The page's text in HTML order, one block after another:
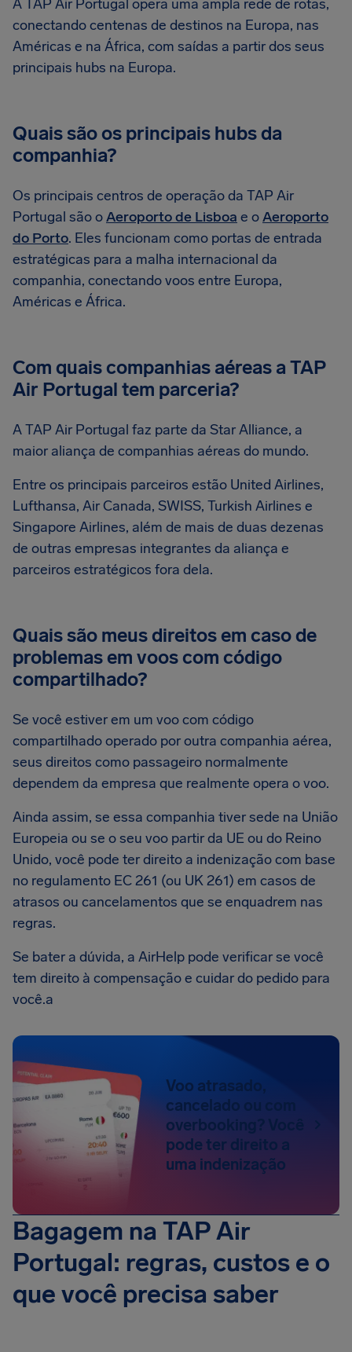
A TAP Air Portugal opera uma ampla rede de rotas,
conectando centenas de destinos na Europa, nas
Américas e na África, com saídas a partir dos seus
principais hubs na Europa.
Quais são os principais hubs da
companhia?
Os principais centros de operação da TAP Air
Portugal são oAeroporto de Lisboa e oAeroporto
do Porto. Eles funcionam como portas de entrada
estratégicas para a malha internacional da
companhia, conectando voos entre Europa,
Américas e África.
Com quais companhias aéreas a TAP
Air Portugal tem parceria?
A TAP Air Portugal faz parte da Star Alliance, a
maior aliança de companhias aéreas do mundo.
Entre os principais parceiros estão United Airlines,
Lufthansa, Air Canada, SWISS, Turkish Airlines e
Singapore Airlines, além de mais de duas dezenas
de outras empresas integrantes da aliança e
parceiros estratégicos fora dela.
Quais são meus direitos em caso de
problemas em voos com código
compartilhado?
Se você estiver em um voo com código
compartilhado operado por outra companhia aérea,
seus direitos como passageiro normalmente
dependem da empresa que realmente opera o voo.
Ainda assim, se essa companhia tiver sede na União
Europeia ou se o seu voo partir da UE ou do Reino
Unido, você pode ter direito a indenização com base
no regulamento EC 261 (ou UK 261) em casos de
atrasos ou cancelamentos que se enquadrem nas
regras.
Se bater a dúvida, a AirHelp pode verificar se você
tem direito à compensação e cuidar do pedido para
você.a
Voo atrasado,
cancelado ou com
overbooking? Você
pode ter direito a
uma indenização
Bagagem na TAP Air
Portugal: regras, custos e o
que você precisa saber